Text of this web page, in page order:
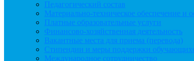
Педагогический состав
Материально-техническое обеспечение и
Платные образовательные услуги
Финансово-хозяйственная деятельность
Вакантные места для приема (перевода)
Стипендии и меры поддержки
Международное сотрудничество